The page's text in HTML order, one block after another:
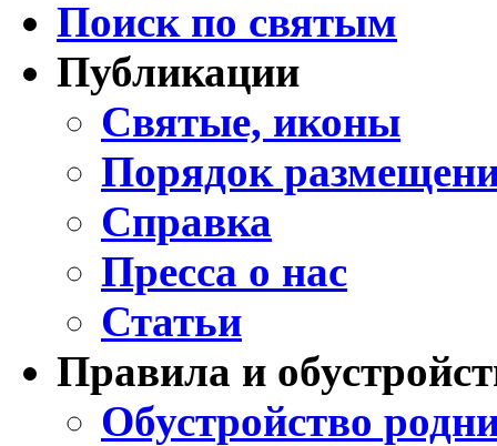
Поиск по святым
Публикации
Святые, иконы
Порядок
Справка
Пресса о нас
Статьи
Правила и
Обустройство